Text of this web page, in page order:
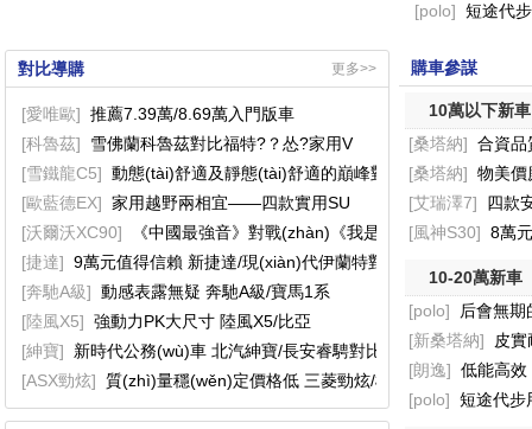
[polo] 短途代
更多>>
對比導購
[愛唯歐] 推薦7.39萬/8.69萬入門版車
[科魯茲]
雪佛蘭科魯茲對比福特?？怂?家用V
[雪鐵龍C5] 動態(tài)舒適及靜態(tài)舒適的巔峰對決新
[歐藍德EX] 家用越野兩相宜——四款實用SU
[沃爾沃XC90]
《中國最強音》對戰(zhàn)《我是歌
[捷達] 9萬元值得信賴 新捷達/現(xiàn)代伊蘭特對
[奔馳A級] 動感表露無疑 奔馳A級/寶馬1系
[陸風X5] 強動力PK大尺寸 陸風X5/比亞
[紳寶]
新時代公務(wù)車 北汽紳寶/長安睿騁對比
[ASX勁炫] 質(zhì)量穩(wěn)定價格低 三菱勁炫/標致
購車參謀
10萬以下新車
[桑塔納] 合資品
[桑塔納] 物美價
[艾瑞澤7]
四款
[風神S30] 8萬
10-20萬新車
[polo]
后會無
[新桑塔納]
皮
[朗逸] 低能高效
[polo] 短途代步